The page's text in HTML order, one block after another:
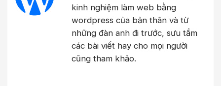
kinh nghiệm làm web bằng
wordpress của bản thân và từ
những đàn anh đi trước, sưu tầm
các bài viết hay cho mọi người
cũng tham khảo.